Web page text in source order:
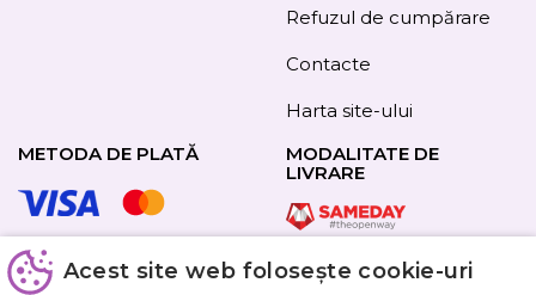
Refuzul de cumpărare
Contacte
Harta site-ului
METODA DE PLATĂ
URMAȚI-NE
MODALITATE DE
LIVRARE
Acest site web folosește cookie-uri